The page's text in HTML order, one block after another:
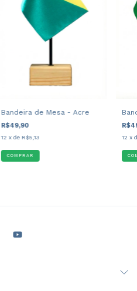
Bandeira de Mesa - Acre
R$49,90
12 x de R$5,13 12 x